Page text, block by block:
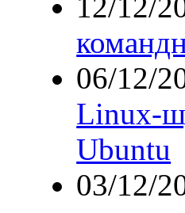
06/12/
Linux-
Ubuntu
03/12/